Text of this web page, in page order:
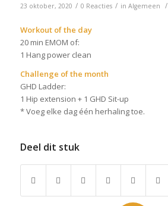
23 oktober, 2020 / 0 Reacties / in Algemeen /
Workout of the day
20 min EMOM of:
1 Hang power clean
Challenge of the month
GHD Ladder:
1 Hip extension + 1 GHD Sit-up
* Voeg elke dag één herhaling toe.
Deel dit stuk